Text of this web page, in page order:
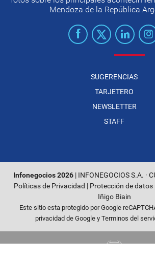
Mendoza de la República
SUGERENCIAS
TARJETERO
NEWSLETTER
STAFF
Infonegocios 2026 | INFONEGOCIOS S.A. ·
Políticas de Privacidad | Protección de datos
Iñigo Biain
Este sitio esta protegido por Google
privacidad de Googley Terminos del